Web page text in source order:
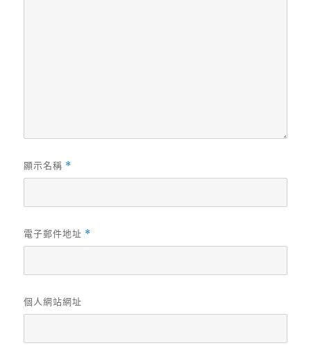
顯示名稱 *
電子郵件地址 *
個人網站網址